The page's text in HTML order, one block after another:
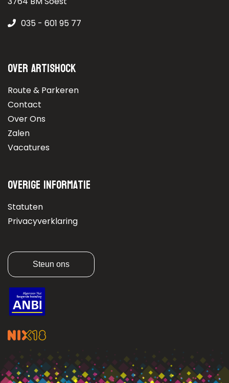
035 - 601 95 77
Over Artishock
Route & Parkeren
Contact
Over Ons
Zalen
Vacatures
Overige informatie
Statuten
Privacyverklaring
Steun ons